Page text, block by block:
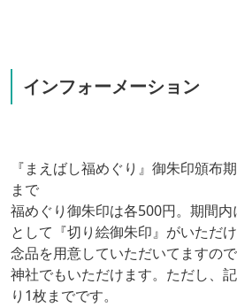
インフォーメーション
『まえばし福めぐり』御朱印頒布
まで
福めぐり御朱印は各500円。期間
として『切り絵御朱印』がいただ
念品を用意していただいてますの
神社でもいただけます。ただし、
り1枚までです。